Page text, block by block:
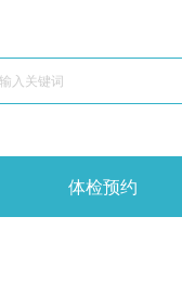
体检预约